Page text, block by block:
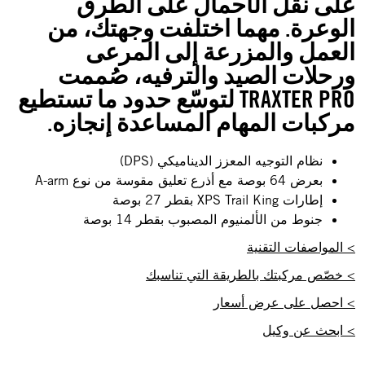
الوعرة. مهما اختلفت وجهتك، من
العمل والمزرعة إلى المرعى
ورحلات الصيد والترفيه، صُممت
TRAXTER PRO لتوسّع حدود ما تستطيع
مركبات المهام المساعدة إنجازه.
نظام التوجيه المعزز الديناميكي (DPS)
بعرض 64 بوصة مع أذرع تعليق مقوسة من نوع A-arm
إطارات XPS Trail King بقطر 27 بوصة
جنوط من الألمنيوم المصبوب بقطر 14 بوصة
> المواصفات التقنية
> خصّص مركبتك بالطريقة التي تناسبك
> احصل على عرض أسعار
> ابحث عن وكيل